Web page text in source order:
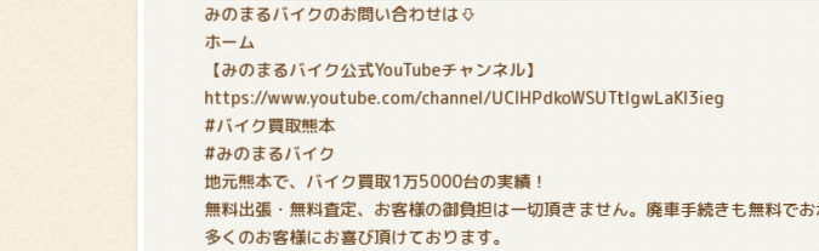
みのまるバイクのお問い合わせは⇩
ホーム
【みのまるバイク公式YouTubeチャンネル】
https://www.youtube.com/channel/UCIHPdkoWSUTtIgwLaKl3ieg
#バイク買取熊本
#みのまるバイク
地元熊本で、バイク買取1万5000台の実績！
無料出張・無料査定、お客様の御負担は一切頂きません。廃車手続きも無料で
多くのお客様にお喜び頂けております。